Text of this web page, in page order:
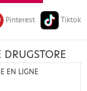
Pinterest Tiktok
EN LIGNE